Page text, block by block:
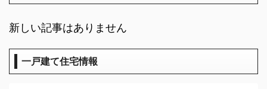
新しい記事はありません
一戸建て住宅情報